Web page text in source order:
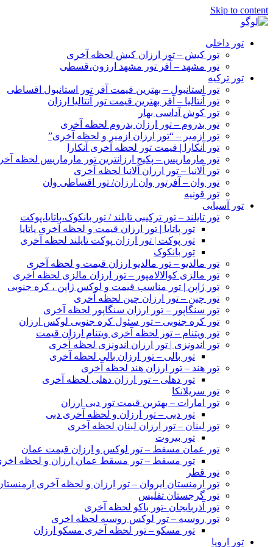
Skip to content
تور داخلی
تور کیش – تور ارزان کیش لحظه آخری
تور مشهد – آفر تور مشهد ارزون،قسطی
تور ترکیه
تور استانبول – بهترین قیمت آفر تور استانبول اقساطی
تور آنتالیا – آفر بهترین قیمت تور آنتالیا ارزان
تور کوش آداسی بهار
تور بدروم – تور ارزان بدروم لحظه آخری
تور ازمیر – “تور ارزان ازمیر و لحظه آخری”
تور آنکارا | قیمت تور لحظه آخری آنکارا
تور مارماریس – پکیج ارزانترین تور مارماریس لحظه
تور آلانیا – تور ارزان آلانیا لحظه آخری
تور وان – آفرتور وان ارزان/ تور اقساطی وان
تور قونیه
تور آسیایی
تور تایلند – تور ترکیبی تایلند / تور بانکوک،پاتایا،پوکت
تور پاتایا | تور ارزان قیمت و لحظه آخری پاتایا
تور پوکت | تور ارزان پوکت تایلند لحظه آخری
تور بانکوک
تور مالدیو – تور مالدیو ارزان قیمت و لحظه آخری
تور مالزی کوالالامپور – تور ارزان مالزی لحظه آخری
تور ژاپن | تور مناسب قیمت و لوکس ژاپن ، کره جنوبی
تور چین – تور ارزان چین لحظه آخری
تور سنگاپور – تور ارزان سنگاپور لحظه آخری
تور کره جنوبی – تور سئول کره جنوبی لوکس ارزان
تور ویتنام – تور لحظه آخری ویتنام ارزان قیمت
تور اندونزی | تور ارزان اندونزی لحظه آخری
تور بالی – تور ارزان بالی لحظه آخری
تور هند – تور ارزان هند لحظه آخری
تور دهلی – تور ارزان دهلی لحظه آخری
تور سریلانکا
تور امارات – بهترین قیمت تور دبی ارزان
تور دبی – تور ارزان و لحظه آخری دبی
تور لبنان – تور ارزان لبنان لحظه آخری
تور بیروت
تور عمان مسقط – تور لوکس و ارزان قیمت عمان
تور مسقط – تور مسقط عمان ارزان و لحظه
تور قطر
تور ارمنستان ایروان – تور ارزان و لحظه آخری
تور گرجستان تفلیس
تور آذربایجان -تور باکو لحظه آخری
تور روسیه – تور لوکس روسیه لحظه اخری
تور مسکو – تور لحظه آخری مسکو ارزان
تور اروپا